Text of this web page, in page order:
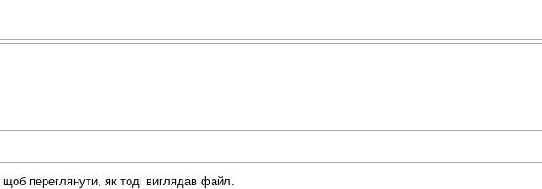
переглянути, як тоді виглядав файл.